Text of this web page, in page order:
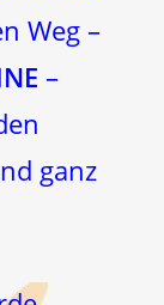
Weg –
–
ganz